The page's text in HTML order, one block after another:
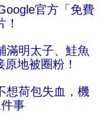
官方「免費
滿明太子、鮭魚
地被圈粉！
想荷包失血，機
事